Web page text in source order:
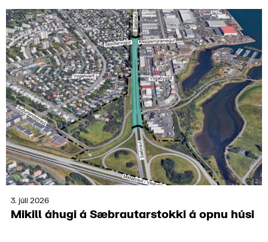
3. júlí 2026
Mikill áhugi á Sæbrautar­stokki á opnu húsi